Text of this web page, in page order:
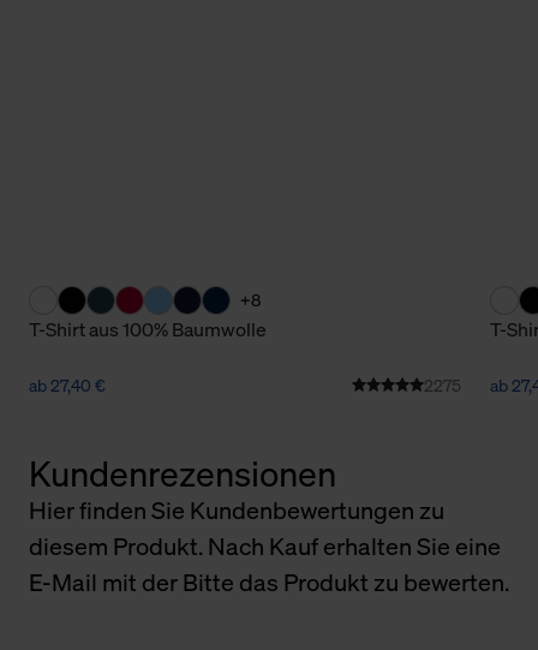
+8
T-Shirt aus 100% Baumwolle
ab 27,40 € 2275
T-
ab
Kundenrezensionen
Hier finden Sie Kundenbewertungen zu
diesem Produkt. Nach Kauf erhalten Sie eine
E-Mail mit der Bitte das Produkt zu bewerten.